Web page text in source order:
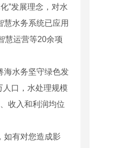
”发展理念，对水
慧水务系统已应用
慧运营等20余项
海水务坚守绿色发
口，水处理规模
收入和利润均位
如有对您造成影